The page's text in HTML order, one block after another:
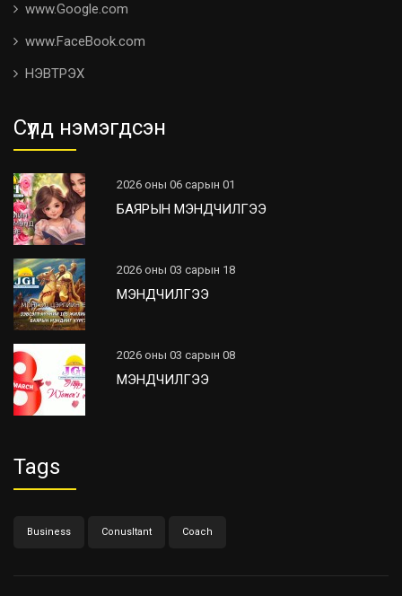
www.Google.com
www.FaceBook.com
НЭВТРЭХ
Сүүлд нэмэгдсэн
2026 оны 06 сарын 01
БАЯРЫН МЭНДЧИЛГЭЭ
2026 оны 03 сарын 18
МЭНДЧИЛГЭЭ
2026 оны 03 сарын 08
МЭНДЧИЛГЭЭ
Tags
Business Conusltant Coach